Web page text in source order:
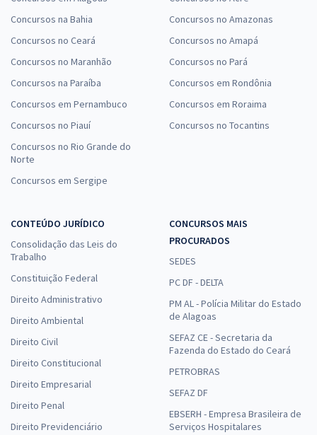
Concursos na Bahia
Concursos no Ceará
Concursos no Maranhão
Concursos na Paraíba
Concursos em Pernambuco
Concursos no Piauí
Concursos no Rio Grande do
Norte
Concursos em Sergipe
Concursos no Amazonas
Concursos no Amapá
Concursos no Pará
Concursos em Rondônia
Concursos em Roraima
Concursos no Tocantins
CONTEÚDO JURÍDICO
Consolidação das Leis do
Trabalho
Constituição Federal
Direito Administrativo
Direito Ambiental
Direito Civil
Direito Constitucional
Direito Empresarial
Direito Penal
Direito Previdenciário
CONCURSOS MAIS
PROCURADOS
SEDES
PC DF - DELTA
PM AL - Polícia Militar do Estado
de Alagoas
SEFAZ CE - Secretaria da
Fazenda do Estado do Ceará
PETROBRAS
SEFAZ DF
EBSERH - Empresa Brasileira de
Serviços Hospitalares